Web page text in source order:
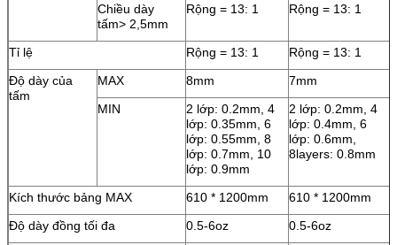
Chiều dày
tấm> 2,5mm
Rộng = 13: 1 Rộng = 13: 1
Tỉ lệ Rộng = 13: 1
Rộng = 13: 1
Độ dày của
tấm
MAX 8mm
7mm
MIN
2 lớp: 0.2mm, 4
lớp: 0.35mm, 6
lớp: 0.55mm, 8
lớp: 0.7mm, 10
lớp: 0.9mm
2 lớp: 0.2mm, 4
lớp: 0.4mm, 6
lớp: 0.6mm,
8layers: 0.8mm
Kích thước bảng MAX 610 * 1200mm
610 * 1200mm
Độ dày đồng tối đa
0.5-6oz
0.5-6oz